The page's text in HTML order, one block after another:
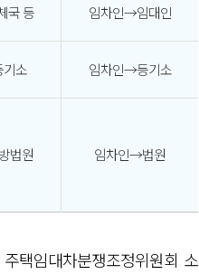
국 등 임차인→임대인
기소 임차인→등기소
법원
임차인→법원
택임대차분쟁조정위원회 소